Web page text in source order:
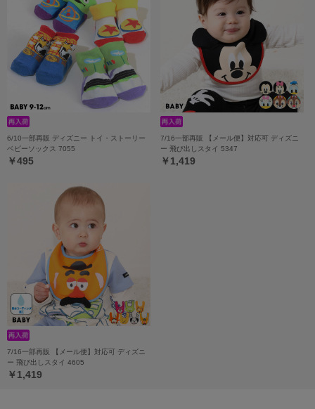
6/10一部再販 ディズニー トイ・ストーリー
ベビーソックス 7055
￥495
7/16一部再販 【メール便】対応可 ディズニ
ー 飛び出しスタイ 5347
￥1,419
7/16一部再販 【メール便】対応可 ディズニ
ー 飛び出しスタイ 4605
￥1,419